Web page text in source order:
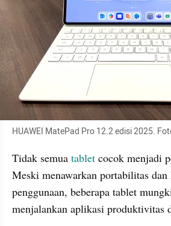
HUAWEI MatePad Pro 12.2 edisi 2025.
Tidak semua tablet cocok menjadi
Meski menawarkan portabilitas dan
penggunaan, beberapa tablet
menjalankan aplikasi produktivitas